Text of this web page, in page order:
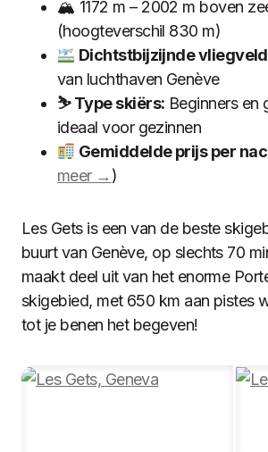
🏔 1172 m – 2002 m boven
(hoogteverschil 830 m)
Dichtstbijzijnde
van luchthaven Genève
⛷ Type skiërs: Beginners en
ideaal voor gezinnen
Gemiddelde prijs per
meer →)
Les Gets is een van de beste
buurt van Genève, op slechts 70
maakt deel uit van het enorme
skigebied, met 650 km aan pistes
tot je benen het begeven!